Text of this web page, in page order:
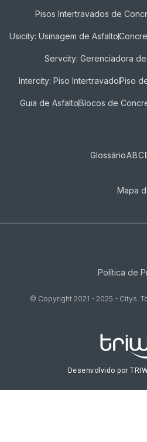
Pisos Intertravados de
Usicity: Usinagem de Asfalto
Servcity: Gerenciadora
Intercity: Piso IntertravadoPiso
Guia de AsfaltoBlocos de
GlossárioABC
Mapa
Política de
© Copyright 2021 - 2025 - Citys.
Desenvolvido por